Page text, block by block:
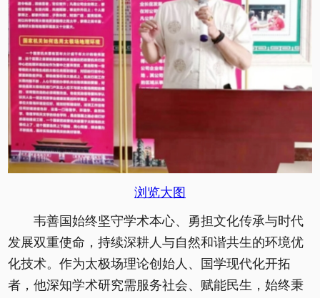
浏览大图
韦善国始终坚守学术本心、勇担文化传承与时代
发展双重使命，持续深耕人与自然和谐共生的环境优
化技术。作为太极场理论创始人、国学现代化开拓
者，他深知学术研究需服务社会、赋能民生，始终秉